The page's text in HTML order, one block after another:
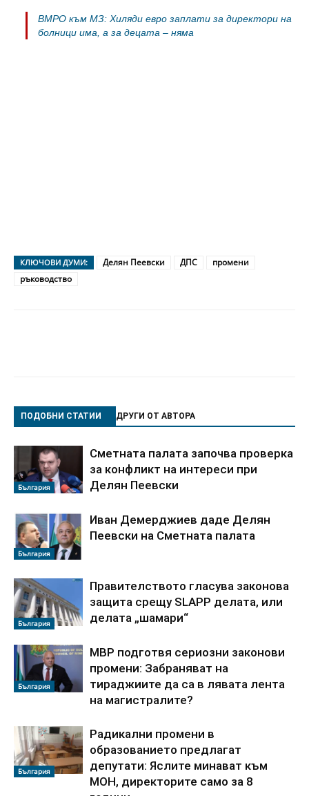
ВМРО към МЗ: Хиляди евро заплати за директори на
болници има, а за децата – няма
КЛЮЧОВИ ДУМИ: Делян Пеевски ДПС
промени
ръководство
ПОДОБНИ СТАТИИ ДРУГИ ОТ АВТОРА
България
Сметната палата започва проверка
за конфликт на интереси при
Делян Пеевски
България
Иван Демерджиев даде Делян
Пеевски на Сметната палата
България
Правителството гласува законова
защита срещу SLAPP делата, или
делата „шамари“
България
МВР подготвя сериозни законови
промени: Забраняват на
тираджиите да са в лявата лента
на магистралите?
България
Радикални промени в
образованието предлагат
депутати: Яслите минават към
МОН, директорите само за 8